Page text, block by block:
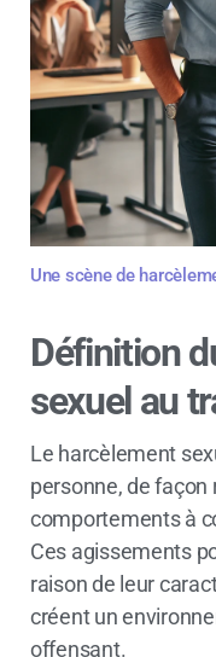
Une scène de
Définition
sexuel au
Le harcèlement
personne, de façon
comportements à
Ces agissements
raison de leur
créent un
offensant.